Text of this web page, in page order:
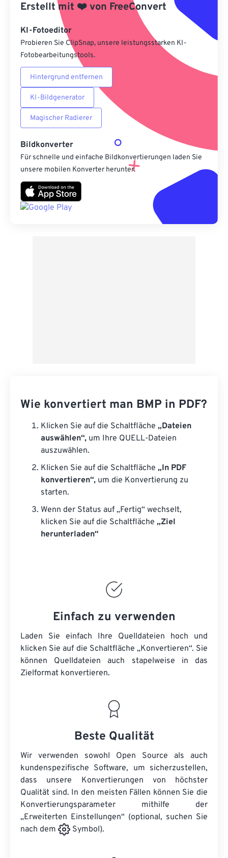
Als Vorgabe speichern
Erstellt mit ❤️von FreeConvert
KI-Fotoeditor
Probieren Sie ClipSnap, unsere leistungsstarken KI-
Fotobearbeitungstools.
Hintergrund entfernen
KI-Bildgenerator
Magischer Radierer
Bildkonverter
Für schnelle und einfache Bildkonvertierungen laden Sie
unsere mobilen Konverter herunter.
Wie konvertiert man BMP in PDF?
Klicken Sie auf die Schaltfläche „Dateien
auswählen“, um Ihre QUELL-Dateien
auszuwählen.
Klicken Sie auf die Schaltfläche „In PDF
konvertieren“, um die Konvertierung zu
starten.
Wenn der Status auf „Fertig“ wechselt,
klicken Sie auf die Schaltfläche „Ziel
herunterladen“
Einfach zu verwenden
Laden Sie einfach Ihre Quelldateien hoch und
klicken Sie auf die Schaltfläche „Konvertieren“. Sie
können Quelldateien auch stapelweise in das
Zielformat konvertieren.
Beste Qualität
Wir verwenden sowohl Open Source als auch
kundenspezifische Software, um sicherzustellen,
dass unsere Konvertierungen von höchster
Qualität sind. In den meisten Fällen können Sie die
Konvertierungsparameter mithilfe der
„Erweiterten Einstellungen“ (optional, suchen Sie
nach dem
Symbol).